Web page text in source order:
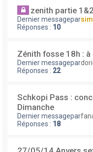
zenith partie
Dernier messagepar
Réponses : 10
Zénith fosse 18h : à
Dernier messagepar
Réponses : 22
Schkopi Pass :
Dimanche
Dernier messagepar
Réponses : 18